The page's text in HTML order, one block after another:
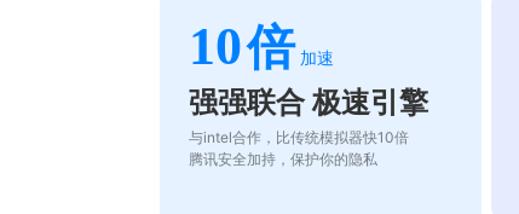
10倍 加速
强强联合 极速引擎
与intel合作，比传统模拟器快10倍
腾讯安全加持，保护你的隐私